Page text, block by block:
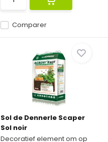
Comparer
Sol de Dennerle Scaper
Sol noir
Decoratief element om op